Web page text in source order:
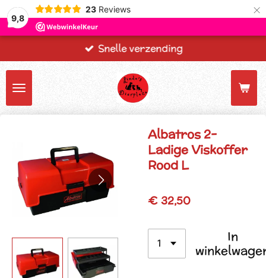
9,8
23 Reviews ×
Snelle verzending
Albatros 2-
Ladige Viskoffer
Rood L
€ 32,50
In